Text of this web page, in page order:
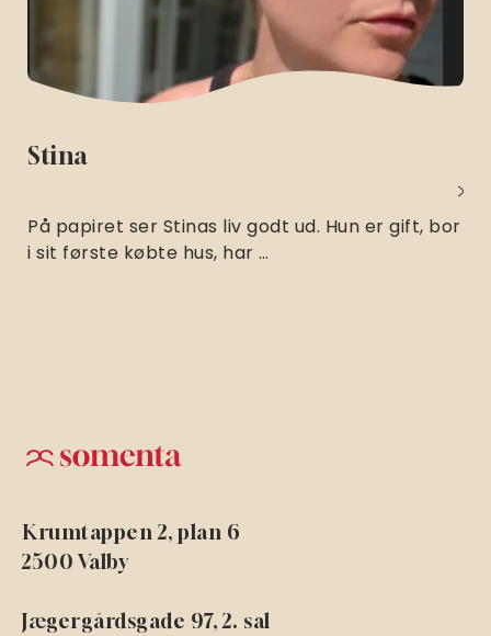
Stina
På papiret ser Stinas liv godt ud. Hun er gift, bor
i sit første købte hus, har …
Krumtappen 2, plan 6
2500 Valby
Jægergårdsgade 97, 2. sal